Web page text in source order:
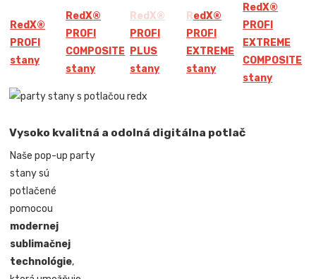
RedX®
PROFI
stany
RedX®
PROFI
COMPOSITE
stany
RedX®
PROFI
PLUS
stany
RedX®
PROFI
EXTREME
stany
RedX®
PROFI
EXTREME
COMPOSITE
stany
Vysoko kvalitná a odolná digitálna potlač
Naše pop-up party
stany sú
potlačené
pomocou
modernej
sublimačnej
technológie,